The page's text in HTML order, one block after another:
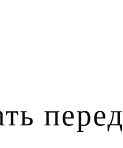
перед